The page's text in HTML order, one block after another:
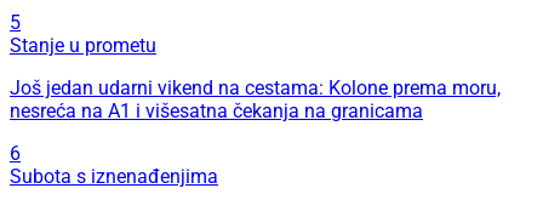
5
Stanje u prometu
Još jedan udarni vikend na cestama: Kolone prema moru,
nesreća na A1 i višesatna čekanja na granicama
6
Subota s iznenađenjima